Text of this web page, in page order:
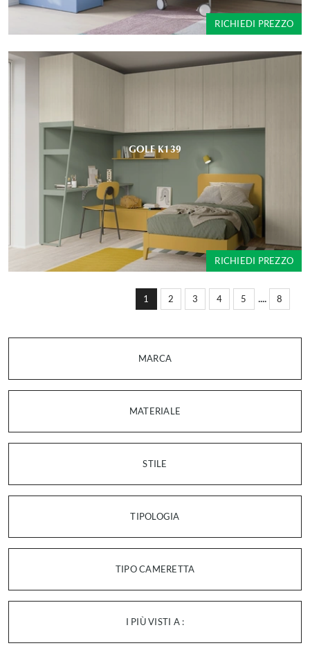
MARCA
MATERIALE
STILE
TIPOLOGIA
TIPO CAMERETTA
I PIÙ VISTI A :
1 2 3 4 5 .... 8
RICHIEDI PREZZO
GOLF K139
RICHIEDI PREZZO